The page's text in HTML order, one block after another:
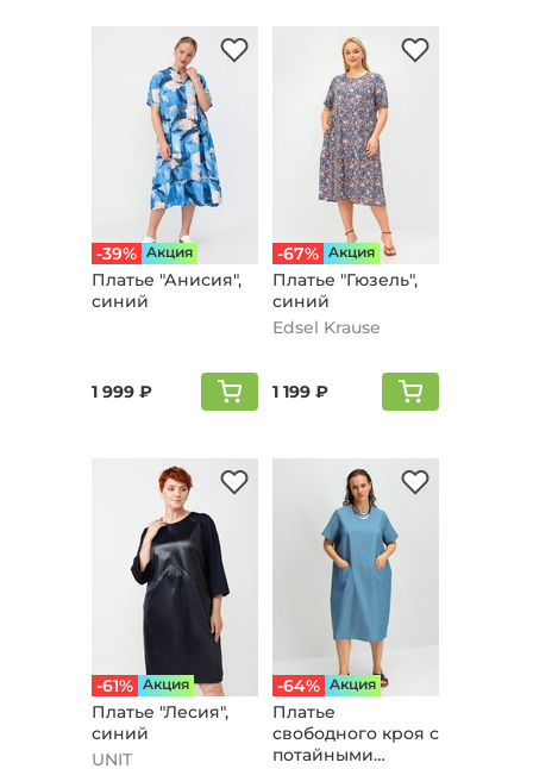
-39% Aкция
Платье "Анисия",
синий
1 999 ₽
-67% Aкция
Платье "Гюзель",
синий
Edsel Krause
1 199 ₽
-61% Aкция
Платье "Лесия",
синий
UNIT
-64% Aкция
Платье
свободного кроя с
потайными